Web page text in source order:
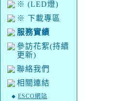
※ (LED燈)
※ 下載專區
服務實績
參訪花絮(持續
更新)
聯絡我們
相關連結
◆ ESCO網站